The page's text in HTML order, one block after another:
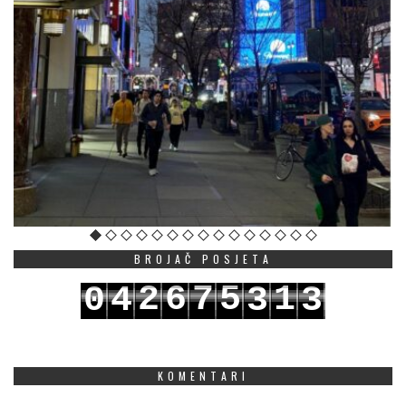
BROJAČ POSJETA
042675313
KOMENTARI